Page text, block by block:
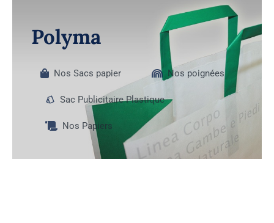
Polyma
Nos Sacs papier Nos poignées
Sac Publicitaire Plastique
Nos Papiers